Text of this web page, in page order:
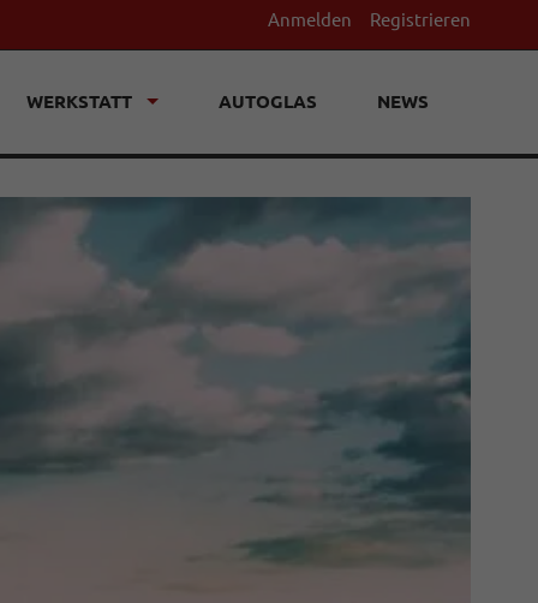
Anmelden Registrieren
WERKSTATT AUTOGLAS NEWS